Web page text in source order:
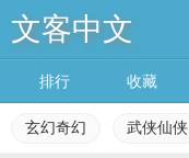
文客中文
排行 收藏
玄幻奇幻 武侠仙侠